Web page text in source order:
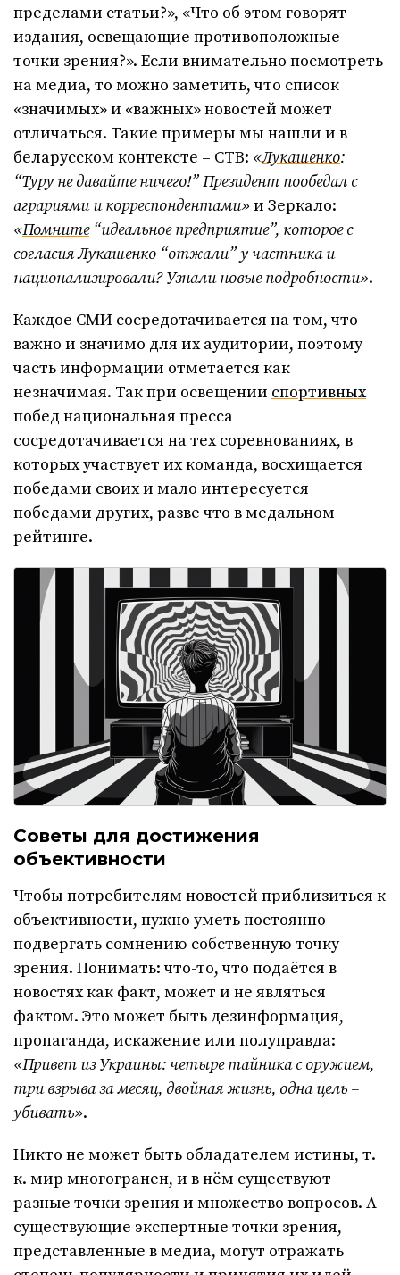
пределами статьи?», «Что об этом говорят
издания, освещающие противоположные
точки зрения?». Если внимательно посмотреть
на медиа, то можно заметить, что список
«значимых» и «важных» новостей может
отличаться. Такие примеры мы нашли и в
беларусском контексте – СТВ: «Лукашенко:
“Туру не давайте ничего!” Президент пообедал с
аграриями и корреспондентами»и Зеркало:
«Помните“идеальное предприятие”, которое с
согласия Лукашенко “отжали” у частника и
национализировали? Узнали новые подробности».
Каждое СМИ сосредотачивается на том, что
важно и значимо для их аудитории, поэтому
часть информации отметается как
незначимая. Так при освещении спортивных
побед национальная пресса
сосредотачивается на тех соревнованиях, в
которых участвует их команда, восхищается
победами своих и мало интересуется
победами других, разве что в медальном
рейтинге.
Советы для достижения
объективности
Чтобы потребителям новостей приблизиться к
объективности, нужно уметь постоянно
подвергать сомнению собственную точку
зрения. Понимать: что-то, что подаётся в
новостях как факт, может и не являться
фактом. Это может быть дезинформация,
пропаганда, искажение или полуправда:
«Привет из Украины: четыре тайника с оружием,
три взрыва за месяц, двойная жизнь, одна цель –
убивать».
Никто не может быть обладателем истины, т.
к. мир многогранен, и в нём существуют
разные точки зрения и множество вопросов. А
существующие экспертные точки зрения,
представленные в медиа, могут отражать